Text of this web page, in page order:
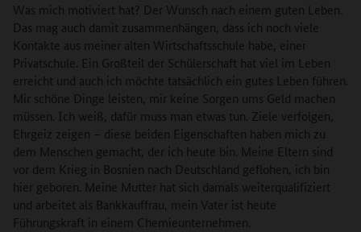
Was mich motiviert hat? Der Wunsch nach einem guten Leben.
Das mag auch damit zusammenhängen, dass ich noch viele
Kontakte aus meiner alten Wirtschaftsschule habe, einer
Privatschule. Ein Großteil der Schülerschaft hat viel im Leben
erreicht und auch ich möchte tatsächlich ein gutes Leben führen.
Mir schöne Dinge leisten, mir keine Sorgen ums Geld machen
müssen. Ich weiß, dafür muss man etwas tun. Ziele verfolgen,
Ehrgeiz zeigen – diese beiden Eigenschaften haben mich zu
dem Menschen gemacht, der ich heute bin. Meine Eltern sind
vor dem Krieg in Bosnien nach Deutschland geflohen, ich bin
hier geboren. Meine Mutter hat sich damals weiterqualifiziert
und arbeitet als Bankkauffrau, mein Vater ist heute
Führungskraft in einem Chemieunternehmen.